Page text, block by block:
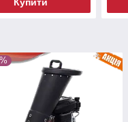
Купити